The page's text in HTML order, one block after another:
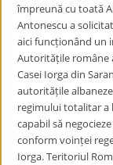
împreună cu toată
Antonescu a
aici funcționând un
Autoritățile române
Casei Iorga din
autoritățile
regimului totalitar a
capabil să
conform voinței
Iorga. Teritoriul